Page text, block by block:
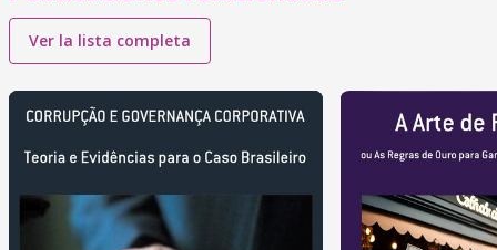
Ver la lista completa